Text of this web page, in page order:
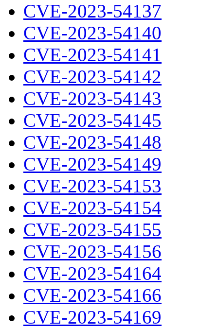
CVE-2023-54137
CVE-2023-54140
CVE-2023-54141
CVE-2023-54142
CVE-2023-54143
CVE-2023-54145
CVE-2023-54148
CVE-2023-54149
CVE-2023-54153
CVE-2023-54154
CVE-2023-54155
CVE-2023-54156
CVE-2023-54164
CVE-2023-54166
CVE-2023-54169